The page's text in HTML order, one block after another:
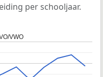
per schooljaar.
VWO